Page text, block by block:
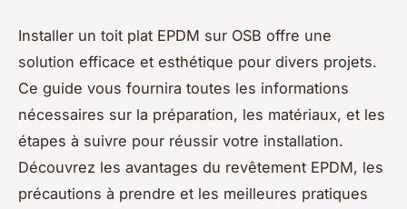
Installer un toit plat EPDM sur OSB offre une
solution efficace et esthétique pour divers projets.
Ce guide vous fournira toutes les informations
nécessaires sur la préparation, les matériaux, et les
étapes à suivre pour réussir votre installation.
Découvrez les avantages du revêtement EPDM, les
précautions à prendre et les meilleures pratiques